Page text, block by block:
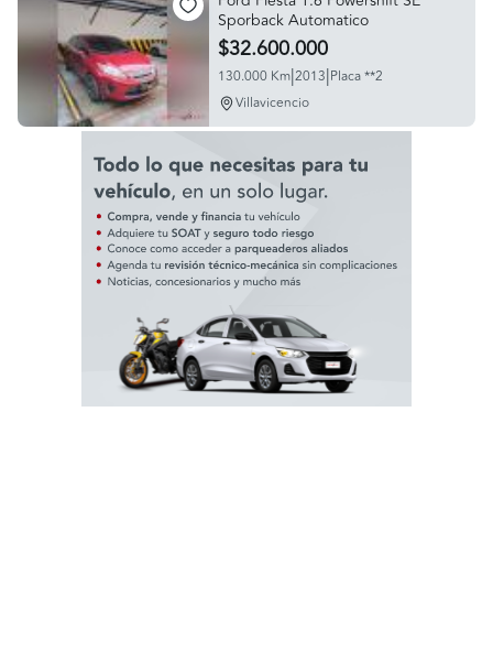
Sporback Automatico
$32.600.000
130.000 Km|2013|Placa **2
Villavicencio